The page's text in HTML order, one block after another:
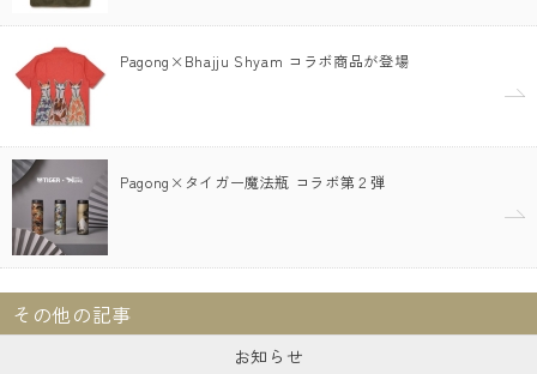
Pagong×Bhajju Shyam コラボ商品が登場
Pagong×タイガー魔法瓶 コラボ第２弾
その他の記事
お知らせ